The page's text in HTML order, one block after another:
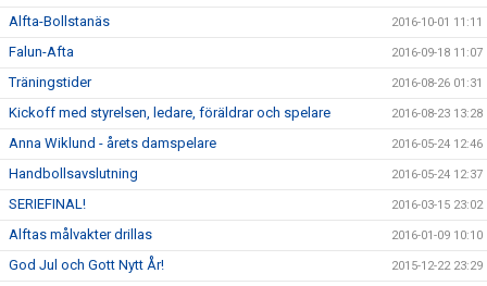
Alfta-Bollstanäs 2016-10-01 11:11
Falun-Afta 2016-09-18 11:07
Träningstider 2016-08-26 01:31
Kickoff med styrelsen, ledare, föräldrar och spelare 2016-08-23 13:28
Anna Wiklund - årets damspelare 2016-05-24 12:46
Handbollsavslutning 2016-05-24 12:37
SERIEFINAL! 2016-03-15 23:02
Alftas målvakter drillas 2016-01-09 10:10
God Jul och Gott Nytt År! 2015-12-22 23:29